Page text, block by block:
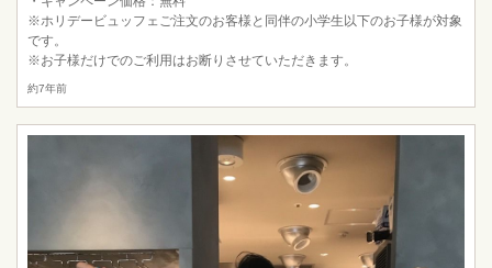
※ホリデービュッフェご注文のお客様と同伴の小学生以下のお子様が対象
です。
※お子様だけでのご利用はお断りさせていただきます。
約7年前